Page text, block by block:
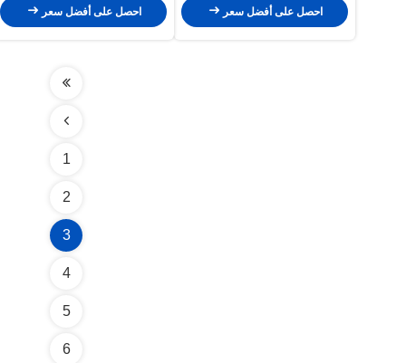
الكمبيوتر
احصل على أفضل سعر
احصل على أفضل سعر
1
2
3
4
5
6